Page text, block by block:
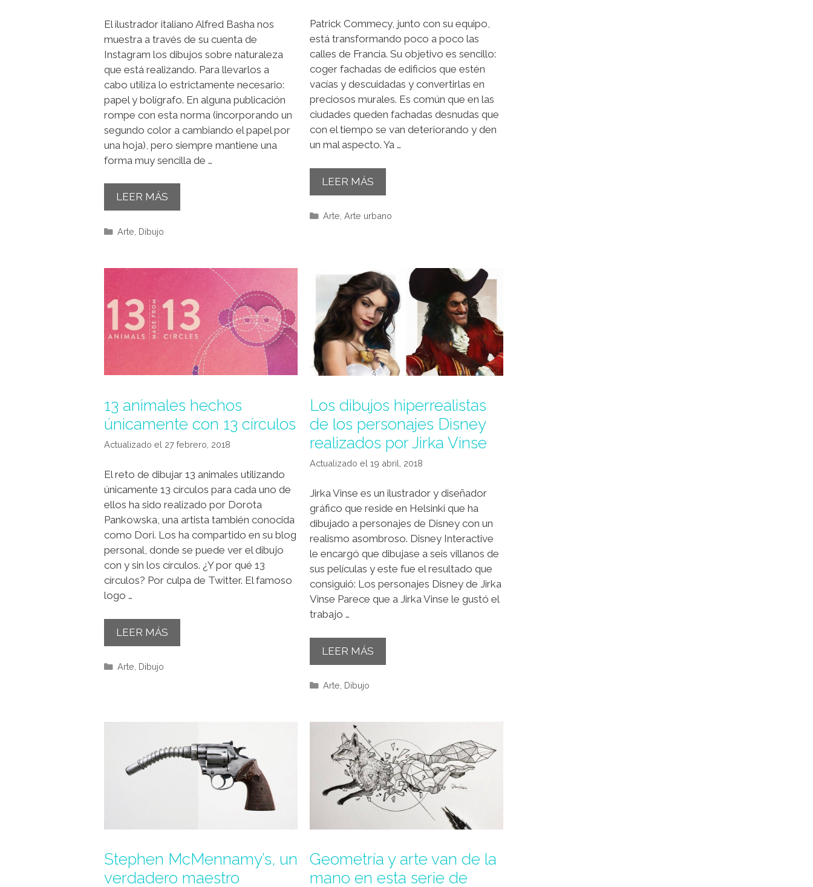
El ilustrador italiano Alfred Basha nos
muestra a través de su cuenta de
Instagram los dibujos sobre naturaleza
que está realizando. Para llevarlos a
cabo utiliza lo estrictamente necesario:
papel y bolígrafo. En alguna publicación
rompe con esta norma (incorporando un
segundo color a cambiando el papel por
una hoja), pero siempre mantiene una
forma muy sencilla de …
LEER MÁS
Categorías
Arte Dibujo
Patrick Commecy, junto con su equipo,
está transformando poco a poco las
calles de Francia. Su objetivo es sencillo:
coger fachadas de edificios que estén
vacías y descuidadas y convertirlas en
preciosos murales. Es común que en las
ciudades queden fachadas desnudas que
con el tiempo se van deteriorando y den
un mal aspecto. Ya …
LEER MÁS
Categorías
Arte Arte urbano
13 animales hechos
únicamente con 13 círculos
27 febrero, 2018
El reto de dibujar 13 animales utilizando
únicamente 13 círculos para cada uno de
ellos ha sido realizado por Dorota
Pankowska, una artista también conocida
como Dori. Los ha compartido en su blog
personal, donde se puede ver el dibujo
con y sin los círculos. ¿Y por qué 13
círculos? Por culpa de Twitter. El famoso
logo …
LEER MÁS
Categorías
Arte Dibujo
Los dibujos hiperrealistas
de los personajes Disney
realizados por Jirka Vinse
19 abril, 2018
Jirka Vinse es un ilustrador y diseñador
gráfico que reside en Helsinki que ha
dibujado a personajes de Disney con un
realismo asombroso. Disney Interactive
le encargó que dibujase a seis villanos de
sus películas y este fue el resultado que
consiguió: Los personajes Disney de Jirka
Vinse Parece que a Jirka Vinse le gustó el
trabajo …
LEER MÁS
Categorías
Arte Dibujo
Stephen McMennamy’s, un
verdadero maestro
Geometría y arte van de la
mano en esta serie de